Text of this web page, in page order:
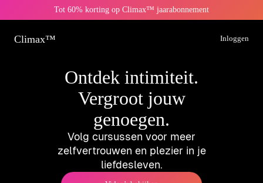
Tot 60% korting op Climax™ jaarabonnement
Climax™ Inloggen
Ontdek intimiteit.
Vergroot jouw
genoegen.
Volg cursussen voor meer
zelfvertrouwen en plezier in je
liefdesleven.